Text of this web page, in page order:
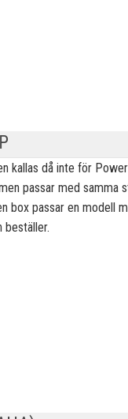
då inte för
passar med samma
passar en modell
beställer.